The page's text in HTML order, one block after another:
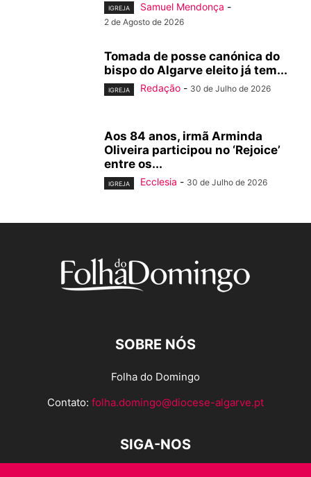
IGREJA Samuel Mendonça -
2 de Agosto de 2026
Tomada de posse canónica do
bispo do Algarve eleito já tem...
IGREJA Redação - 30 de Julho de 2026
Aos 84 anos, irmã Arminda
Oliveira participou no ‘Rejoice’
entre os...
IGREJA Ecclesia - 30 de Julho de 2026
SOBRE NÓS
Folha do Domingo
Contato: folha.domingo@diocese-algarve.pt
SIGA-NOS